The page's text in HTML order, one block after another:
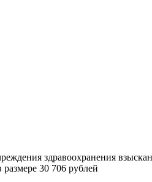
здравоохранения
30 706 рублей